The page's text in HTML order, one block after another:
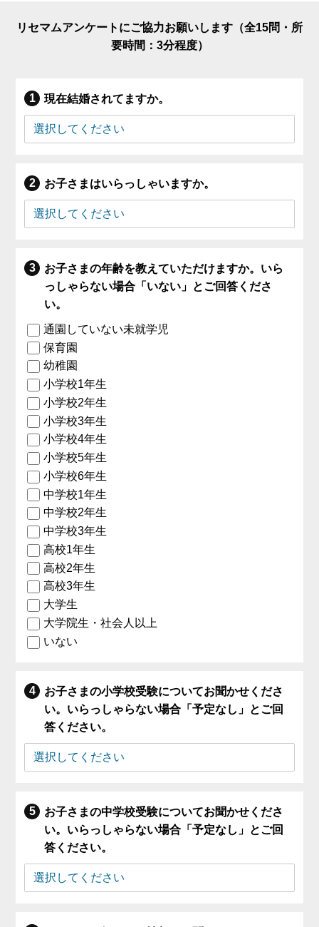
リセマムアンケートにご協力お願いします（全15問・所
要時間：3分程度）
現在結婚されてますか。
お子さまはいらっしゃいますか。
お子さまの年齢を教えていただけますか。いら
っしゃらない場合「いない」とご回答くださ
い。
通園していない未就学児
保育園
幼稚園
小学校1年生
小学校2年生
小学校3年生
小学校4年生
小学校5年生
小学校6年生
中学校1年生
中学校2年生
中学校3年生
高校1年生
高校2年生
高校3年生
大学生
大学院生・社会人以上
いない
お子さまの小学校受験についてお聞かせくださ
い。いらっしゃらない場合「予定なし」とご回
答ください。
お子さまの中学校受験についてお聞かせくださ
い。いらっしゃらない場合「予定なし」とご回
答ください。